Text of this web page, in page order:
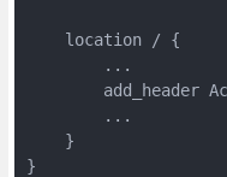
    location / {
        ...
add_header
        ...
    }
}